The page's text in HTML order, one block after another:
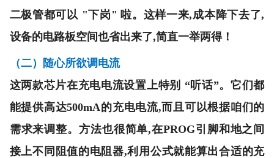
二极管都可以 "下岗" 啦。这样一来,成本降下去了,
设备的电路板空间也省出来了,简直一举两得！
（二）随心所欲调电流
这两款芯片在充电电流设置上特别 “听话”。它们都
能提供高达500mA的充电电流,而且可以根据咱们的
需求来调整。方法也很简单,在PROG引脚和地之间
接上不同阻值的电阻器,利用公式就能算出合适的充